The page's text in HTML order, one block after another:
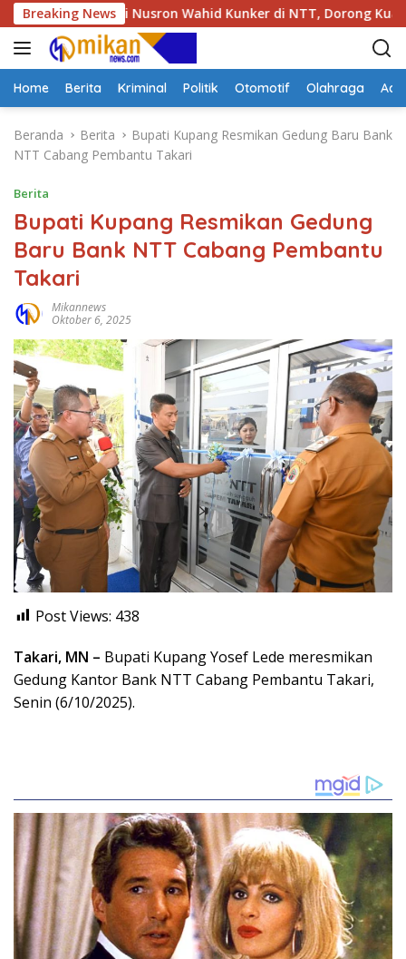
a
g
u
Breaking News
Menteri Nusron Wahid Kunker di NTT, Dorong Kualitas
Home Berita Kriminal Politik Otomotif Olahraga
Beranda Berita
Bupati Kupang Resmikan Gedung Baru Bank
NTT Cabang Pembantu Takari
Berita
Bupati Kupang Resmikan Gedung
Baru Bank NTT Cabang Pembantu
Takari
Mikannews
Oktober 6, 2025
Post Views: 438
Takari, MN – Bupati Kupang Yosef Lede meresmikan
Gedung Kantor Bank NTT Cabang Pembantu Takari,
Senin (6/10/2025).